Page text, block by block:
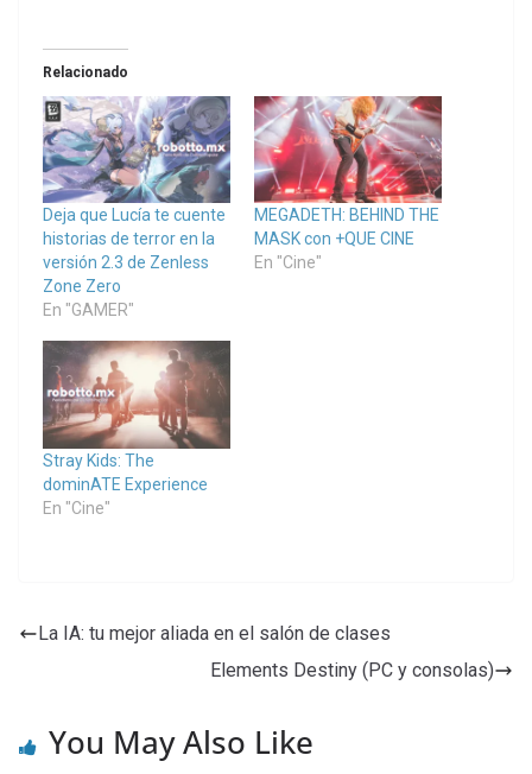
Relacionado
Deja que Lucía te cuente
historias de terror en la
versión 2.3 de Zenless
Zone Zero
En "GAMER"
MEGADETH: BEHIND THE
MASK con +QUE CINE
En "Cine"
Stray Kids: The
dominATE Experience
En "Cine"
La IA: tu mejor aliada en el salón de clases
Elements Destiny (PC y consolas)
You May Also Like